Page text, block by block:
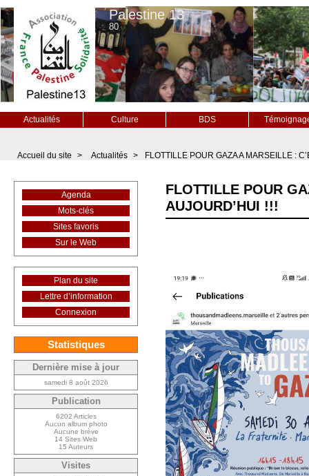
Palestine 13
80
Actualités Culture BDS
Accueil du site > Actualités > FLOTTILLE POUR GAZA A MARSEILLE :
FLOTTILLE POUR
AUJOURD’HUI !!!
Agenda
Mots-clés
Sites favoris
Sur le Web
Plan du site
Lettre d’information
Connexion
Statistiques
Dernière mise à jour
samedi 8 août 2026
Publication
6202 Articles
Aucun album photo
Aucune brève
14 Sites Web
15 Auteurs
Visites